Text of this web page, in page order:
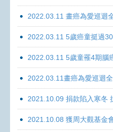
2022.03.11 畫癌為愛巡迴
2022.03.11 5歲癌童挺過
2022.03.11 5歲童罹4期腦
2022.03.11畫癌為愛巡迴
2021.10.09 捐款陷入寒冬
2021.10.08 獲周大觀基金